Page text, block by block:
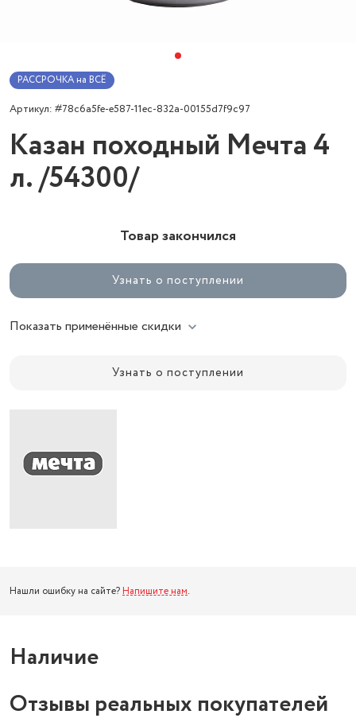
РАССРОЧКА на ВСЁ
Артикул: #78c6a5fe-e587-11ec-832a-00155d7f9c97
Казан походный Мечта 4
л. /54300/
Товар закончился
Узнать о поступлении
Показать применённые скидки
Узнать о поступлении
Нашли ошибку на сайте? Напишите нам.
Наличие
Отзывы реальных покупателей